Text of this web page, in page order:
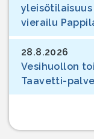
vierailu
28.8.2026
Vesihuollon
Taavetti-